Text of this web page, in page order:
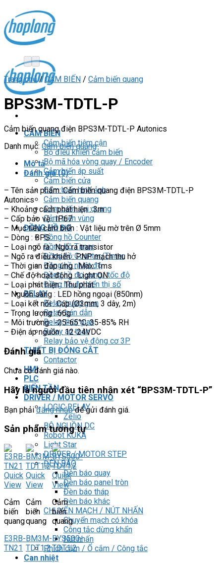
content
CẢM BIẾN
Cảm biến tiệm cận
Bộ điều khiển cảm biến
Bộ mã hóa vòng quay / Encoder
Cảm biến áp suất
Cảm biến cửa
Cảm biến hình ảnh
Cảm biến quang
Cảm biến sợi quang
Cảm biến vùng
ĐỒNG HỒ ĐO
Đồng hồ Counter
Đồng hồ Timer
Đồng hồ Counter/Timer
Đồng hồ nhiệt độ
Đồng hồ đo xung/ tốc độ
Đồng hồ đo hiển thị số
RELAY
Relay trung gian
Relay bán dẫn
Relay thời gian
Relay an toàn
Relay bảo vệ động cơ 3P
THIẾT BỊ ĐÓNG CẮT
Contactor
HMI
PLC
BIẾN TẦN
DRIVER / MOTOR SERVO
LOGIC RELAY
Zelio
BỘ NGUỒN DC
Robot KUKA
Light Star
DRIVER / MOTOR STEP
ĐÈN BÁO
Đèn báo quay
Đèn báo panel tròn
Đèn báo tháp
Đèn báo khác
CHUYỂN MẠCH / NÚT NHẤN
Chuyển mạch có khóa
Công tắc dừng khẩn
Nút nhấn
Phích cắm / Ổ cắm / Công tắc
Can nhiệt
Trang chủ / CẢM BIẾN / Cảm biến quang
BPS3M-TDTL-P
Cảm biến quang điện BPS3M-TDTL-P Autonics
Danh mục: Cảm biến quang
Mô tả
Đánh giá (0)
– Tên sản phẩm: Cảm biến quang điện BPS3M-TDTL-P
Autonics
– Khoảng cách phát hiện : 3m
– Cấp bảo vệ : IP67
– Mục tiêu cảm biến : Vật liệu mờ trên Ø 5mm
– Dòng : BPS
– Loại ngõ ra : Ngõ ra transistor
– Ngõ ra điều khiển : PNP mạch thu hở
– Thời gian đáp ứng : Max. 1ms
– Chế độ hoạt động : Light ON
– Loại phát hiện : Thu phát
– Nguồn sáng : LED hồng ngoại (850nm)
– Loại kết nối : Cáp (Ø3mm, 3 dây, 2m)
– Trọng lượng : 66g
– Môi trường : -25-65°C, 35-85% RH
– Điện áp nguồn : 12-24VDC
Đánh giá
Chưa có đánh giá nào.
Hãy là người đầu tiên nhận xét “BPS3M-TDTL-P”
Bạn phảiđăng nhậpđể gửi đánh giá.
Sản phẩm tương tự
Quick
View
Cảm
biến
quang
E3RB-
TN21
Quick
View
Cảm
biến
quang
BM3M-
TDT1,2
Quick
View
Cảm
biến
quang
BYS500-
TDT1,2